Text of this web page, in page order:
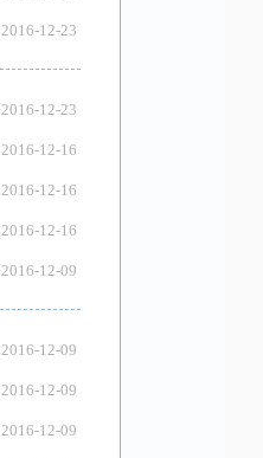
2016-12-23
2016-12-23
2016-12-16
2016-12-16
2016-12-16
2016-12-09
2016-12-09
2016-12-09
2016-12-09